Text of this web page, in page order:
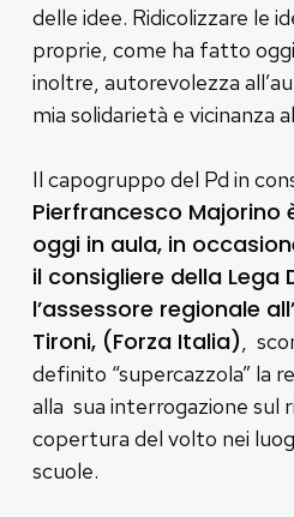
delle idee. Ridicolizzare le
proprie, come ha fatto
inoltre, autorevolezza
mia solidarietà e vicinanza
Il capogruppo del Pd in
Pierfrancesco Majorino
oggi in aula, in
il consigliere della Lega
l’assessore regionale
Tironi, (Forza Italia),
definito “supercazzola” la
alla sua interrogazione sul
copertura del volto nei
scuole.